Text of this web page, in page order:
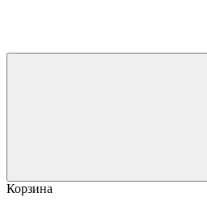
Корзина